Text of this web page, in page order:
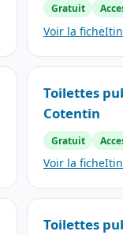
Gratuit
Voir la fiche
Toilettes
Cotentin
Gratuit
Voir la fiche
Toilettes